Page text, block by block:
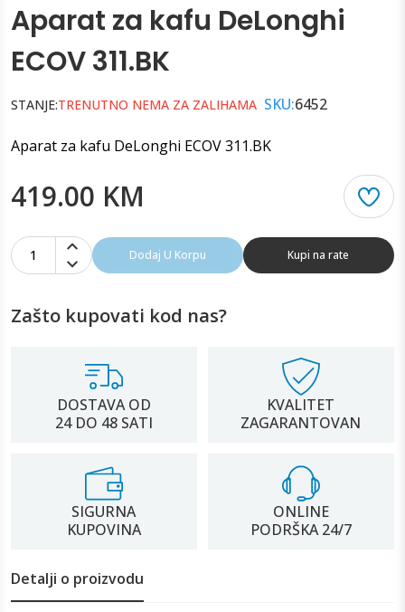
Aparat za kafu DeLonghi
ECOV 311.BK
STANJE:TRENUTNO NEMA ZA ZALIHAMA SKU:6452
Aparat za kafu DeLonghi ECOV 311.BK
419.00 KM
1 Dodaj U Korpu Kupi na rate
Zašto kupovati kod nas?
DOSTAVA OD
24 DO 48 SATI
KVALITET
ZAGARANTOVAN
SIGURNA
KUPOVINA
ONLINE
PODRŠKA 24/7
Detalji o proizvodu